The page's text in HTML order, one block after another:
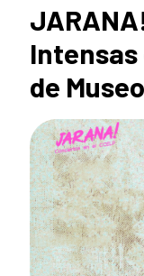
Intensas
de